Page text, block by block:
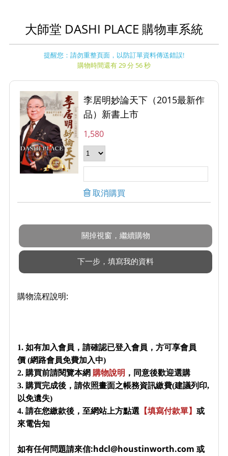
大師堂 DASHI PLACE 購物車系統
提醒您：請勿重整頁面，以防訂單資料傳送錯誤!
購物時間還有 29 分 56 秒
李居明妙論天下（2015最新作
品）新書上市
1,580
取消購買
購物流程說明:
1. 如有加入會員，請確認已登入會員，方可享會員
價 (網路會員免費加入中)
2. 購買前請閱覽本網 購物說明 ，同意後歡迎選購
3. 購買完成後，請依照畫面之帳務資訊繳費(建議列印,
以免遺失)
4. 請在您繳款後，至網站上方點選 【填寫付款單】 或
來電告知
如有任何問題請來信:hdcl@houstinworth.com 或